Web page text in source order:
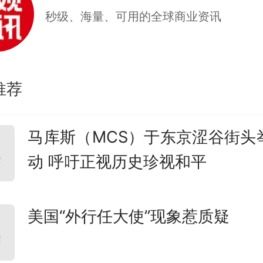
秒级、海量、可用的全球商业资讯
荐
马库斯（MCS）于东京涩谷街头
动 呼吁正视历史珍视和平
美国“外行任大使”现象惹质疑